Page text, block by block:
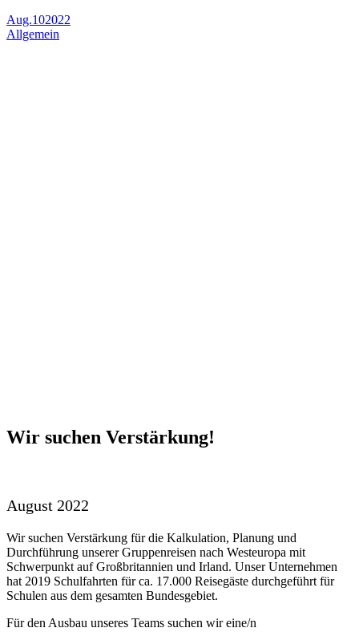
Aug.102022
Allgemein
Wir suchen Verstärkung!
August 2022
Wir suchen Verstärkung für die Kalkulation, Planung und
Durchführung unserer Gruppenreisen nach Westeuropa mit
Schwerpunkt auf Großbritannien und Irland. Unser Unternehmen
hat 2019 Schulfahrten für ca. 17.000 Reisegäste durchgeführt für
Schulen aus dem gesamten Bundesgebiet.
Für den Ausbau unseres Teams suchen wir eine/n